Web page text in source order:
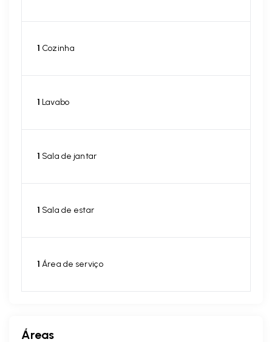
1 Cozinha
1 Lavabo
1 Sala de jantar
1 Sala de estar
1 Área de serviço
Áreas